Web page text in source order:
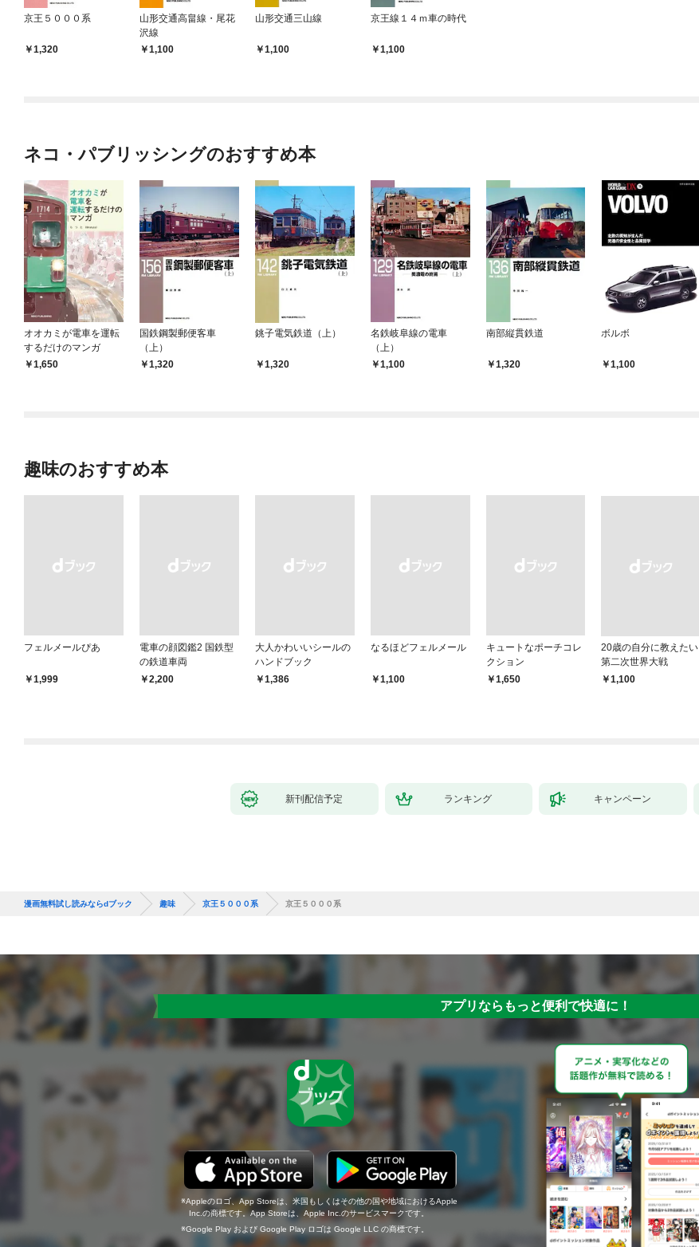
京王５０００系
1,320
山形交通高畠線・尾花
沢線
1,100
山形交通三山線
1,100
京王線１４ｍ車の時代
1,100
ネコ・パブリッシングのおすすめ本
オオカミが電車を運転
するだけのマンガ
1,650
国鉄鋼製郵便客車
（上）
1,320
銚子電気鉄道（上）
1,320
名鉄岐阜線の電車
（上）
1,100
南部縦貫鉄道
1,320
ボルボ
1,100
趣味のおすすめ本
フェルメールぴあ
￥1,999
電車の顔図鑑2 国鉄型
の鉄道車両
￥2,200
大人かわいいシールの
ハンドブック
￥1,386
なるほどフェルメール
￥1,100
キュートなポーチコレ
クション
￥1,650
20歳の自分に教えたい
第二次世界大戦
￥1,100
新刊配信予定 ランキング キャンペーン
漫画無料試し読みならdブック 趣味 京王５０００系 京王５０００系
アプリならもっと便利で快適に！
Appleのロゴ、App Storeは、米国もしくはその他の国や地域におけるApple
Inc.の商標です。App Storeは、Apple Inc.のサービスマークです。
Google Play および Google Play ロゴは Google LLC の商標です。